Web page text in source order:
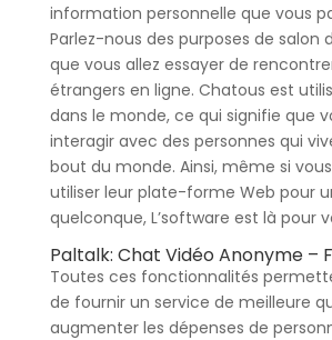
information personnelle que vous
Parlez-nous des purposes de salon
que vous allez essayer de
étrangers en ligne. Chatous est
dans le monde, ce qui signifie que
interagir avec des personnes qui
bout du monde. Ainsi, même si
utiliser leur plate-forme Web pour
quelconque, L’software est là pour
Paltalk: Chat Vidéo Anonyme –
Toutes ces fonctionnalités
de fournir un service de meilleure
augmenter les dépenses de